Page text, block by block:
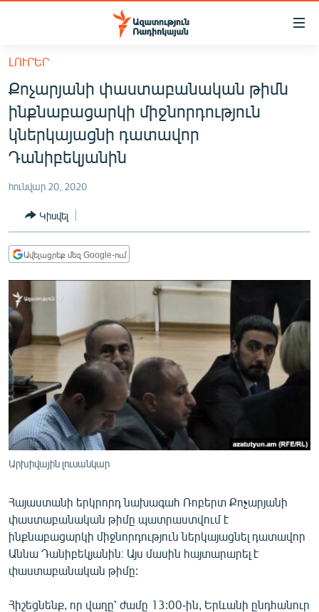
Մատչելիության
հիմնական
բովանդակությանը
Անցնել
հիմնական
մենյուին
Որոնում
ՀԱՅԱՍՏԱՆ
ՔԱՂԱՔԱԿԱՆ
ԸՆՏՐՈՒԹՅՈՒՆՆԵՐ 2026
ՏՆՏԵՍՈՒԹՅՈՒՆ
ՂԱՐԱԲԱՂ
ՊԱՏԵՐԱԶՄԻ 6 ՇԱԲԱԹՆԵՐԸ
ՏԱՐԱԾԱՇՐՋԱՆ
ՄԻՋԱԶԳԱՅԻՆ
ՄՇԱԿՈՒՅԹ
ՍՊՈՐՏ
ՄԵԿՆԱԲԱՆՈՒԹՅՈՒՆ
ՏՏ ԵՒ ԻՆՏԵՐՆԵՏ
ԿՈՐՈՆԱՎԻՐՈՒՍ
ՏԵՍԱՆՅՈՒԹԵՐ
ԲԱՆԱՎԵՃ
ՁԳՏԵԼՈՎ ԼԱՎԱԳՈՒՅՆԻՆ
ԼՈՒՐԵՐ
Քոչարյանի փաստաբանական թիմն
ինքնաբացարկի միջնորդություն
կներկայացնի դատավոր
Դանիբեկյանին
հունվար 20, 2020
Կիսվել
Ավելացրեք մեզ Google-ում
Արխիվային լուսանկար
Հայաստանի երկրորդ նախագահ Ռոբերտ Քոչարյանի
փաստաբանական թիմը պատրաստվում է
ինքնաբացարկի միջնորդություն ներկայացնել դատավոր
Աննա Դանիբեկյանին։ Այս մասին հայտարարել է
փաստաբանական թիմը:
Հիշեցնենք, որ վաղը՝ ժամը 13:00-ին, Երևանի ընդհանուր